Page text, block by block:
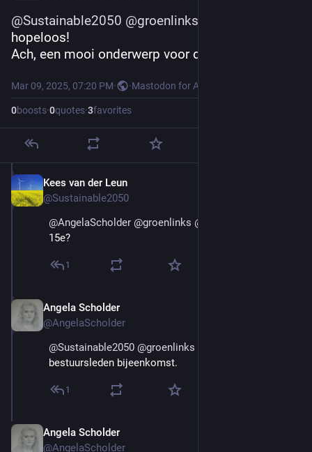
@Sustainable2050 @groenlinks
hopeloos!
Ach, een mooi onderwerp voor de 15e...
Mar 09, 2025, 07:20 PM· ·Mastodon for Android
0boosts·0quotes·3favorites
Kees van der Leun
@Sustainable2050
@AngelaScholder @groenlinks @
15e?
1
Angela Scholder
@AngelaScholder
@Sustainable2050 @groenlinks
bestuursleden bijeenkomst.
1
Angela Scholder
@AngelaScholder